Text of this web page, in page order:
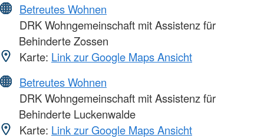
Betreutes Wohnen
DRK Wohngemeinschaft mit Assistenz für
Behinderte Zossen
Karte: Link zur Google Maps Ansicht
Betreutes Wohnen
DRK Wohngemeinschaft mit Assistenz für
Behinderte Luckenwalde
Karte: Link zur Google Maps Ansicht